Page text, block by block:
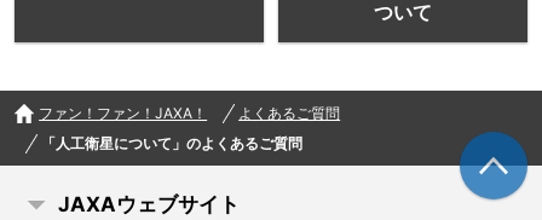
ついて
ファン！ファン！JAXA！
よくあるご質問
「人工衛星について」のよくあるご質問
JAXAウェブサイト